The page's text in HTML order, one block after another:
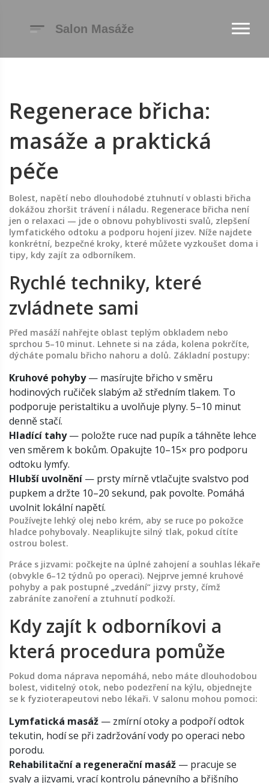
Regenerace břicha:
masáže a praktická
péče
Bolest, napětí nebo dlouhodobé ztuhnutí v oblasti břicha
dokážou zhoršit trávení i náladu. Regenerace břicha není
jen o relaxaci — jde o obnovu pohyblivosti svalů, zlepšení
lymfatického odtoku a podporu hojení jizev. Níže najdete
konkrétní, bezpečné kroky, které můžete vyzkoušet doma i
tipy, kdy zajít za odborníkem.
Rychlé techniky, které
zvládnete sami
Před masáží nahřejte oblast teplým obkladem nebo
sprchou 5–10 minut. Lehnete si na záda, kolena pokrčíte,
dýcháte pomalu břicho nahoru a dolů. Základní postupy:
Kruhové pohyby— masírujte břicho v směru
hodinových ručiček slabým až středním tlakem. To
podporuje peristaltiku a uvolňuje plyny. 5–10 minut
denně stačí.
Hladící tahy— položte ruce nad pupík a táhněte lehce
ven směrem k bokům. Opakujte 10–15× pro podporu
odtoku lymfy.
Hlubší uvolnění — prsty mírně vtlačujte svalstvo pod
pupkem a držte 10–20 sekund, pak povolte. Pomáhá
uvolnit lokální napětí.
Používejte lehký olej nebo krém, aby se ruce po pokožce
hladce pohybovaly. Neaplikujte silný tlak, pokud cítíte
ostrou bolest.
Práce s jizvami: počkejte na úplné zahojení a souhlas lékaře
(obvykle 6–12 týdnů po operaci). Nejprve jemné kruhové
pohyby a pak postupné „zvedání“ jizvy prsty, čímž
zabráníte zanoření a ztuhnutí podkoží.
Kdy zajít k odborníkovi a
která procedura pomůže
Pokud doma náprava nepomáhá, nebo máte dlouhodobou
bolest, viditelný otok, nebo podezření na kýlu, objednejte
se k fyzioterapeutovi nebo lékaři. V salonu mohou pomoci:
Lymfatická masáž — zmírní otoky a podpoří odtok
tekutin, hodí se při zadržování vody po operaci nebo
porodu.
Rehabilitační a regenerační masáž — pracuje se
svaly a jizvami, vrací kontrolu pánevního a břišního